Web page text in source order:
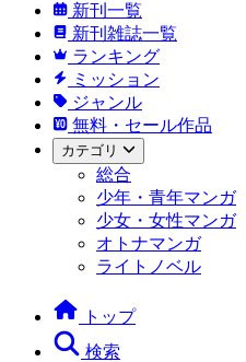
新刊一覧
新刊雑誌一覧
ランキング
ミッション
ジャンル
無料・セール作品
カテゴリ
総合
少年・青年マンガ
少女・女性マンガ
オトナマンガ
ライトノベル
トップ
検索